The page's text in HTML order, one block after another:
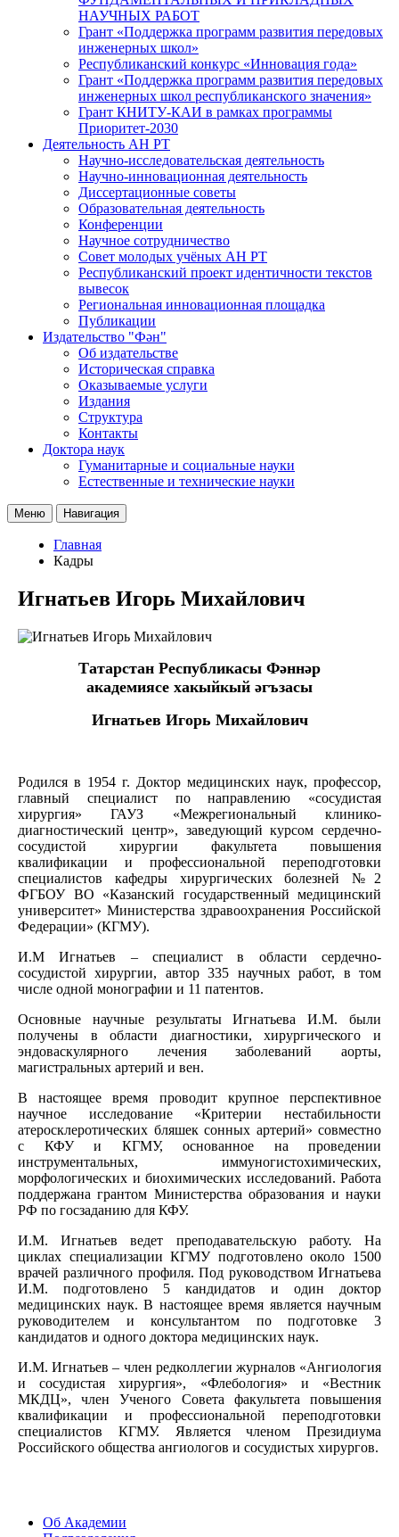
НАУЧНЫХ РАБОТ
Грант «Поддержка программ развития передовых
инженерных школ»
Республиканский конкурс «Инновация года»
Грант «Поддержка программ развития передовых
инженерных школ республиканского значения»
Грант КНИТУ-КАИ в рамках программы
Приоритет-2030
Деятельность АН РТ
Научно-исследовательская деятельность
Научно-инновационная деятельность
Диссертационные советы
Образовательная деятельность
Конференции
Научное сотрудничество
Совет молодых учёных АН РТ
Республиканский проект идентичности текстов
вывесок
Региональная инновационная площадка
Публикации
Издательство "Фән"
Об издательстве
Историческая справка
Оказываемые услуги
Издания
Структура
Контакты
Доктора наук
Гуманитарные и социальные науки
Естественные и технические науки
Меню Навигация
Главная
Кадры
Игнатьев Игорь Михайлович
Татарстан Республикасы Фәннәр
академиясе хакыйкый әгъзасы
Игнатьев Игорь Михайлович
Родился в 1954 г. Доктор медицинских наук, профессор,
главный специалист по направлению «сосудистая
хирургия» ГАУЗ «Межрегиональный клинико-
диагностический центр», заведующий курсом сердечно-
сосудистой хирургии факультета повышения
квалификации и профессиональной переподготовки
специалистов кафедры хирургических болезней №2
ФГБОУ ВО «Казанский государственный медицинский
университет» Министерства здравоохранения Российской
Федерации» (КГМУ).
И.М Игнатьев – специалист в области сердечно-
сосудистой хирургии, автор 335 научных работ, в том
числе одной монографии и 11 патентов.
Основные научные результаты Игнатьева И.М. были
получены в области диагностики, хирургического и
эндоваскулярного лечения заболеваний аорты,
магистральных артерий и вен.
В настоящее время проводит крупное перспективное
научное исследование «Критерии нестабильности
атеросклеротических бляшек сонных артерий» совместно
с КФУ и КГМУ, основанное на проведении
инструментальных, иммуногистохимических,
морфологических и биохимических исследований. Работа
поддержана грантом Министерства образования и науки
РФ по госзаданию для КФУ.
И.М. Игнатьев ведет преподавательскую работу. На
циклах специализации КГМУ подготовлено около 1500
врачей различного профиля. Под руководством Игнатьева
И.М. подготовлено 5 кандидатов и один доктор
медицинских наук. В настоящее время является научным
руководителем и консультантом по подготовке 3
кандидатов и одного доктора медицинских наук.
И.М. Игнатьев – член редколлегии журналов «Ангиология
и сосудистая хирургия», «Флебология» и «Вестник
МКДЦ», член Ученого Совета факультета повышения
квалификации и профессиональной переподготовки
специалистов КГМУ. Является членом Президиума
Российского общества ангиологов и сосудистых хирургов.
Об Академии